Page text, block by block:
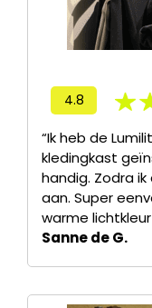
4.8
“Ik heb de
kledingkast
handig. Zodra
aan. Super
warme
Sanne de G.